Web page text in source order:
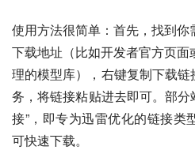
使用方法很简单：首先，找到
下载地址（比如开发者官方页
理的模型库），右键复制下载
务，将链接粘贴进去即可。部
接”，即专为迅雷优化的链接类
可快速下载。